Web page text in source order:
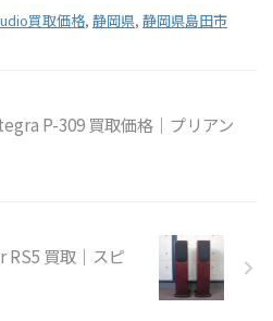
買取価格, 静岡県, 静岡県島田市
P-309 買取価格｜プリアン
RS5 買取｜スピ